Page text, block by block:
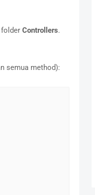
Controllers.
semua method):